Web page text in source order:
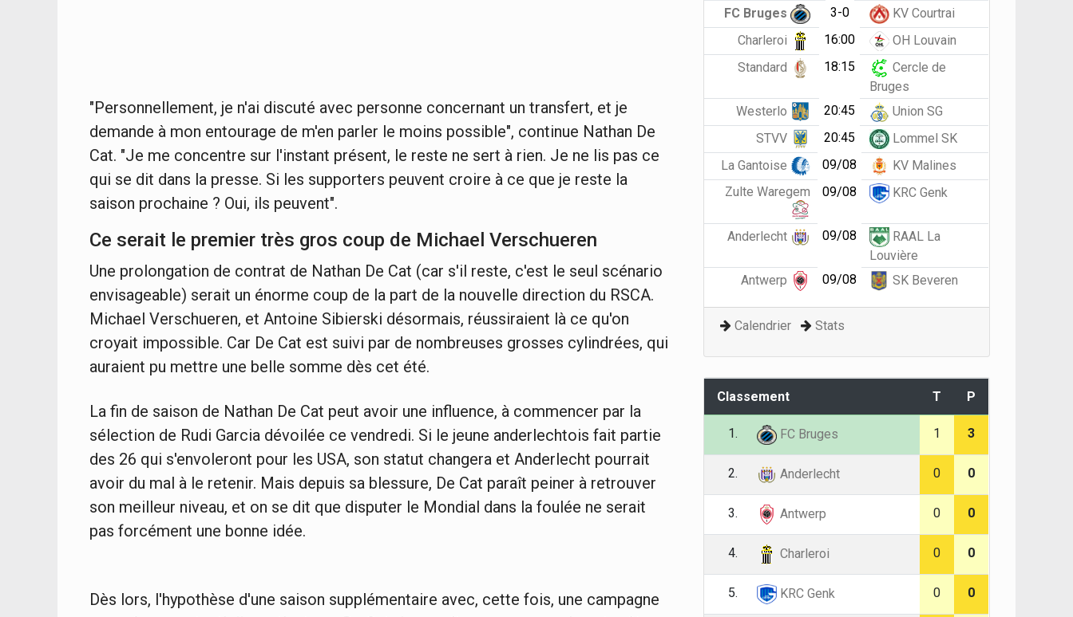
"Personnellement, je n'ai discuté avec personne concernant un transfert, et je
demande à mon entourage de m'en parler le moins possible", continue Nathan De
Cat. "Je me concentre sur l'instant présent, le reste ne sert à rien. Je ne lis pas ce
qui se dit dans la presse. Si les supporters peuvent croire à ce que je reste la
saison prochaine ? Oui, ils peuvent".
Ce serait le premier très gros coup de Michael Verschueren
Une prolongation de contrat de Nathan De Cat (car s'il reste, c'est le seul scénario
envisageable) serait un énorme coup de la part de la nouvelle direction du RSCA.
Michael Verschueren, et Antoine Sibierski désormais, réussiraient là ce qu'on
croyait impossible. Car De Cat est suivi par de nombreuses grosses cylindrées, qui
auraient pu mettre une belle somme dès cet été.
La fin de saison de Nathan De Cat peut avoir une influence, à commencer par la
sélection de Rudi Garcia dévoilée ce vendredi. Si le jeune anderlechtois fait partie
des 26 qui s'envoleront pour les USA, son statut changera et Anderlecht pourrait
avoir du mal à le retenir. Mais depuis sa blessure, De Cat paraît peiner à retrouver
son meilleur niveau, et on se dit que disputer le Mondial dans la foulée ne serait
pas forcément une bonne idée.
Dès lors, l'hypothèse d'une saison supplémentaire avec, cette fois, une campagne
FC Bruges
3-0
KV Courtrai
Charleroi
16:00
OH Louvain
Standard
18:15
Cercle de
Bruges
Westerlo
20:45
Union SG
STVV
20:45
Lommel SK
La Gantoise
09/08
KV Malines
Zulte Waregem
09/08 KRC Genk
Anderlecht 09/08
RAAL La
Louvière
Antwerp
09/08 SK Beveren
Calendrier Stats
Classement T P
1. FC Bruges 1 3
2. Anderlecht 0 0
3. Antwerp 0 0
4. Charleroi 0 0
5. KRC Genk 0 0